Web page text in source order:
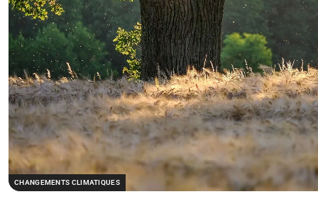
CHANGEMENTS CLIMATIQUES